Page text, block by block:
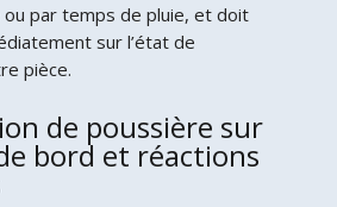
par temps de pluie, et doit
sur l’état de
pièce.
de poussière sur
bord et réactions